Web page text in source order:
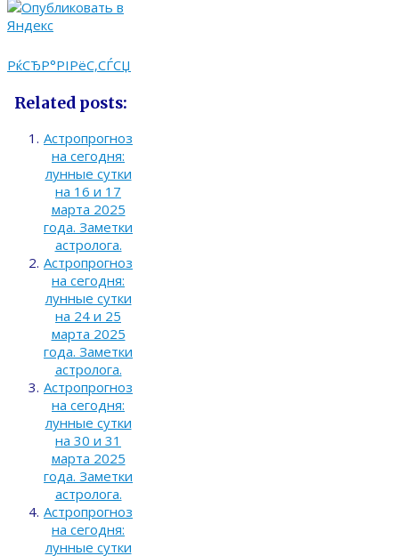
РќСЂР°РІРёС‚СЃСЏ
Related posts:
Астропрогноз
на сегодня:
лунные сутки
на 16 и 17
марта 2025
года. Заметки
астролога.
Астропрогноз
на сегодня:
лунные сутки
на 24 и 25
марта 2025
года. Заметки
астролога.
Астропрогноз
на сегодня:
лунные сутки
на 30 и 31
марта 2025
года. Заметки
астролога.
Астропрогноз
на сегодня:
лунные сутки